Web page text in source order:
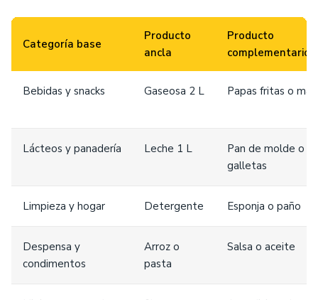
Categoría base
Producto
ancla
Producto
complementario
Bebidas y snacks Gaseosa 2 L Papas fritas o
Lácteos y panadería Leche 1 L
Pan de molde o
galletas
Limpieza y hogar Detergente Esponja o paño
Despensa y
condimentos
Arroz o
pasta
Salsa o aceite